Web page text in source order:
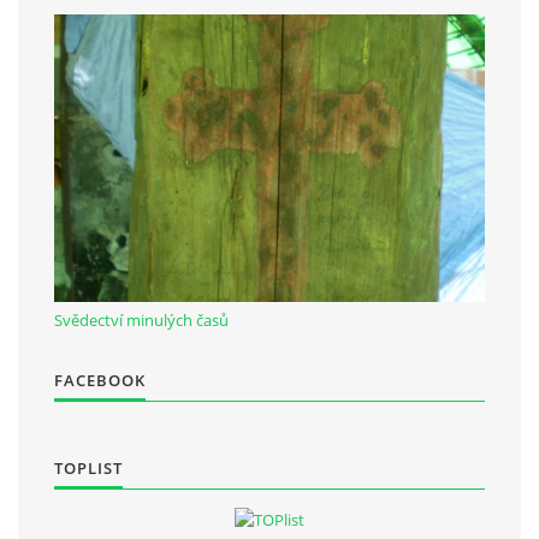
Občanská vzdělávací jednota "Komenský" v Choceradech z.s.
Chocerady 4
257 24 Chocerady
IČ: 498 28 614
Kontaktní osoba:
Mgr. Miroslava Cinkeisová
723 967 851
Svědectví minulých časů
FACEBOOK
TOPLIST